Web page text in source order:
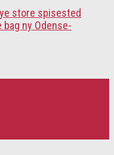
store spisested
bag ny Odense-